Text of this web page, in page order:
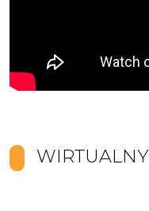
WIRTUALNY